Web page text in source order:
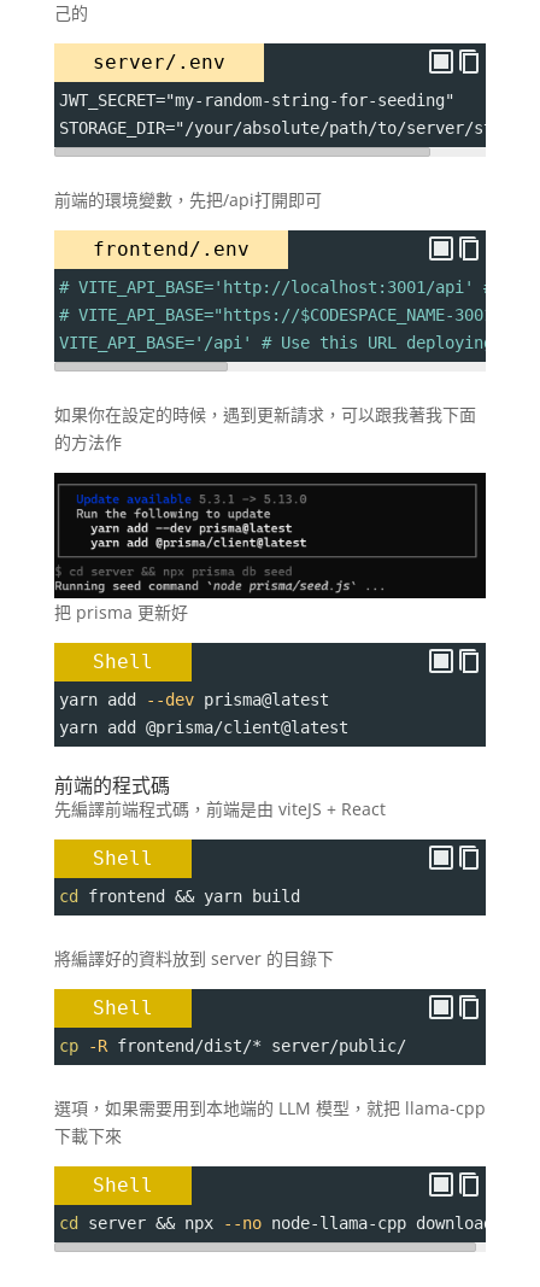
己的
server/.env
JWT_SECRET="my-random-string-for-seeding"
STORAGE_DIR="/your/absolute/path/to/server/
前端的環境變數，先把/api打開即可
frontend/.env
# VITE_API_BASE='http://localhost:3001/api' #
# VITE_API_BASE="https://$CODESPACE_NAME-
VITE_API_BASE='/api' # Use this URL deploying
如果你在設定的時候，遇到更新請求，可以跟我著我下面
的方法作
把 prisma 更新好
Shell
yarn add --dev prisma@latest
yarn add @prisma/client@latest
前端的程式碼
先編譯前端程式碼，前端是由 viteJS + React
Shell
cd frontend && yarn build
將編譯好的資料放到 server 的目錄下
Shell
cp -R frontend/dist/* server/public/
選項，如果需要用到本地端的 LLM 模型，就把 llama-cpp
下載下來
Shell
cd server && npx --no node-llama-cpp download